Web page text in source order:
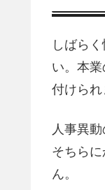
しばら
い。本
付けられ
人事異
そちら
ん。